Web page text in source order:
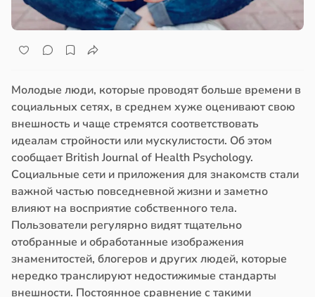
Молодые люди, которые проводят больше времени в
социальных сетях, в среднем хуже оценивают свою
внешность и чаще стремятся соответствовать
идеалам стройности или мускулистости. Об этом
сообщает British Journal of Health Psychology.
Социальные сети и приложения для знакомств стали
важной частью повседневной жизни и заметно
влияют на восприятие собственного тела.
Пользователи регулярно видят тщательно
отобранные и обработанные изображения
знаменитостей, блогеров и других людей, которые
нередко транслируют недостижимые стандарты
внешности. Постоянное сравнение с такими